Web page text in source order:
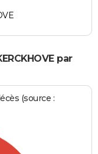
par
(source :